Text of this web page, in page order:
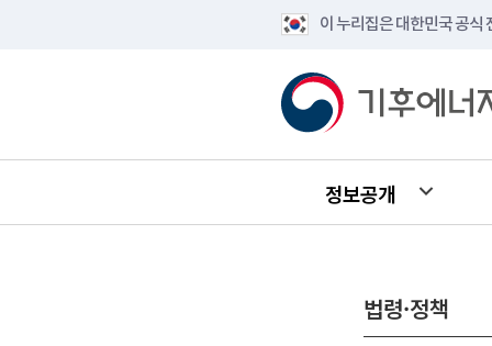
이 누리집은 대한민국 공식
정보공개
법령·정책